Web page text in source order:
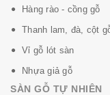
Hàng rào - cồng gỗ
Thanh lam, đà, cột
Vỉ gỗ lót sàn
Nhựa giả gỗ
SÀN GỖ TỰ NHIÊN